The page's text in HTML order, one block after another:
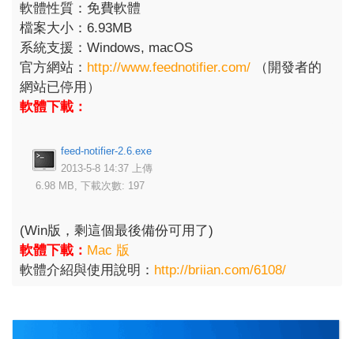
軟體性質：免費軟體
檔案大小：6.93MB
系統支援：Windows, macOS
官方網站： http://www.feednotifier.com/ （開發者的
網站已停用）
軟體下載：
feed-notifier-2.6.exe
2013-5-8 14:37 上傳
6.98 MB, 下載次數: 197
(Win版，剩這個最後備份可用了)
軟體下載： Mac 版
軟體介紹與使用說明： http://briian.com/6108/